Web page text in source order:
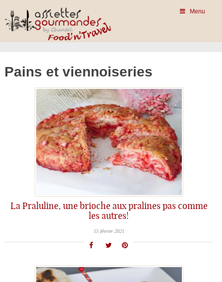
Menu
Pains et viennoiseries
La Praluline, une brioche aux pralines pas comme
les autres!
15 février 2021